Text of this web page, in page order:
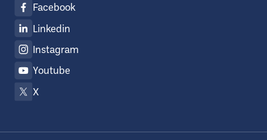
Facebook
Linkedin
Instagram
Youtube
X